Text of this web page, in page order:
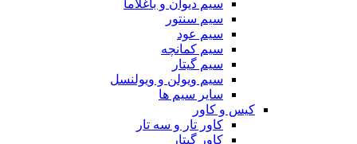
سیم دیوان و باغلاما
سیم سنتور
سیم عود
سیم کمانچه
سیم گیتار
سیم ویولن و ویولنسل
سایر سیم ها
کیس و کاور
کاور تار و سه تار
کاور گیتار